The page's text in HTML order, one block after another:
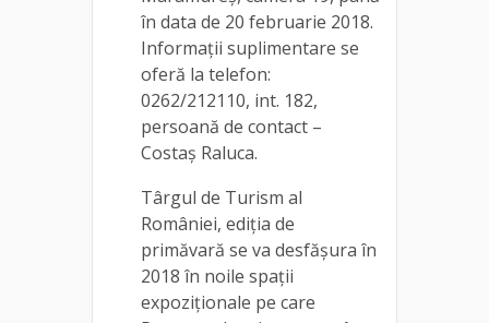
în data de 20 februarie 2018.
Informații suplimentare se
oferă la telefon:
0262/212110, int. 182,
persoană de contact –
Costaș Raluca.
Târgul de Turism al
României, ediția de
primăvară se va desfășura în
2018 în noile spații
expoziționale pe care